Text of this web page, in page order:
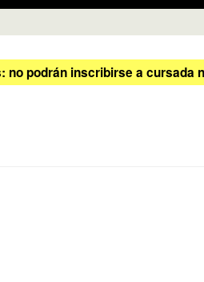
podrán inscribirse a cursada